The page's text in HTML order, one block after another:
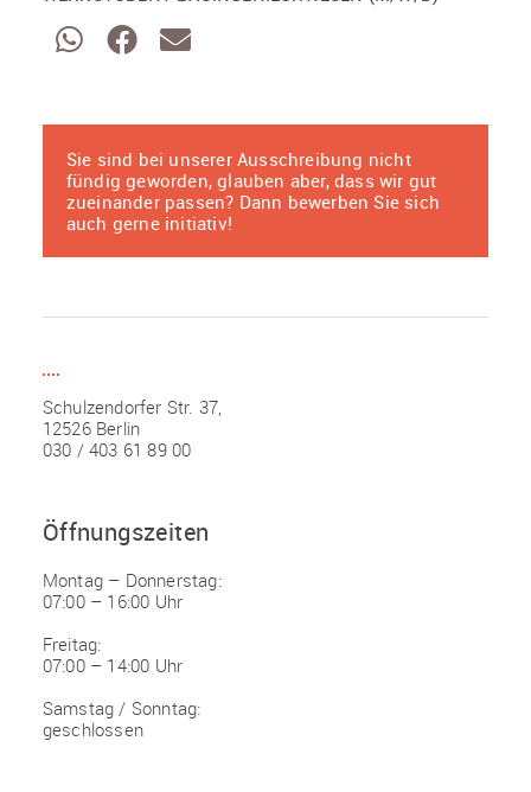
Sie sind bei unserer Ausschreibung nicht
fündig geworden, glauben aber, dass wir gut
zueinander passen? Dann bewerben Sie sich
auch gerne initiativ!
Schulzendorfer Str. 37,
12526 Berlin
030 / 403 61 89 00
Öffnungszeiten
Montag – Donnerstag:
07:00 – 16:00 Uhr
Freitag:
07:00 – 14:00 Uhr
Samstag / Sonntag:
geschlossen